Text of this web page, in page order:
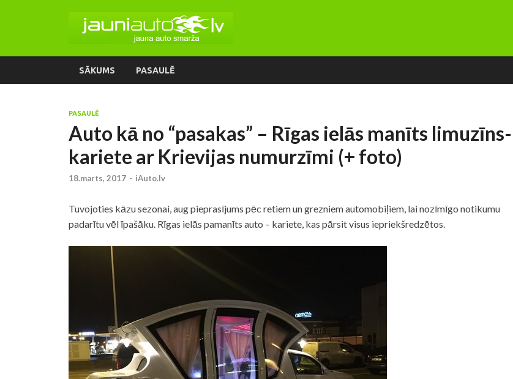
SĀKUMS PASAULĒ
PASAULĒ
Auto kā no “pasakas” – Rīgas ielās manīts limuzīns-
kariete ar Krievijas numurzīmi (+ foto)
18.marts, 2017 - iAuto.lv
Tuvojoties kāzu sezonai, aug pieprasījums pēc retiem un grezniem automobiļiem, lai nozīmīgo notikumu
padarītu vēl īpašāku. Rīgas ielās pamanīts auto – kariete, kas pārsit visus iepriekšredzētos.